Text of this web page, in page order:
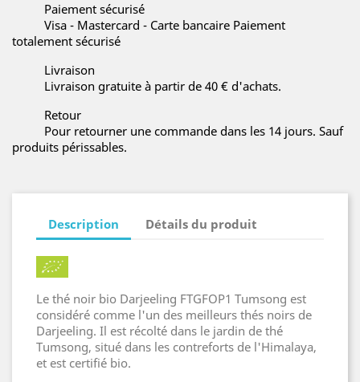
Paiement sécurisé
Visa - Mastercard - Carte bancaire Paiement
totalement sécurisé
Livraison
Livraison gratuite à partir de 40 € d'achats.
Retour
Pour retourner une commande dans les 14 jours. Sauf
produits périssables.
Description Détails du produit
Le thé noir bio Darjeeling FTGFOP1 Tumsong est
considéré comme l'un des meilleurs thés noirs de
Darjeeling. Il est récolté dans le jardin de thé
Tumsong, situé dans les contreforts de l'Himalaya,
et est certifié bio.